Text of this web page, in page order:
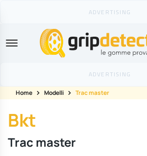
Home Modelli Trac master
Bkt
Trac master